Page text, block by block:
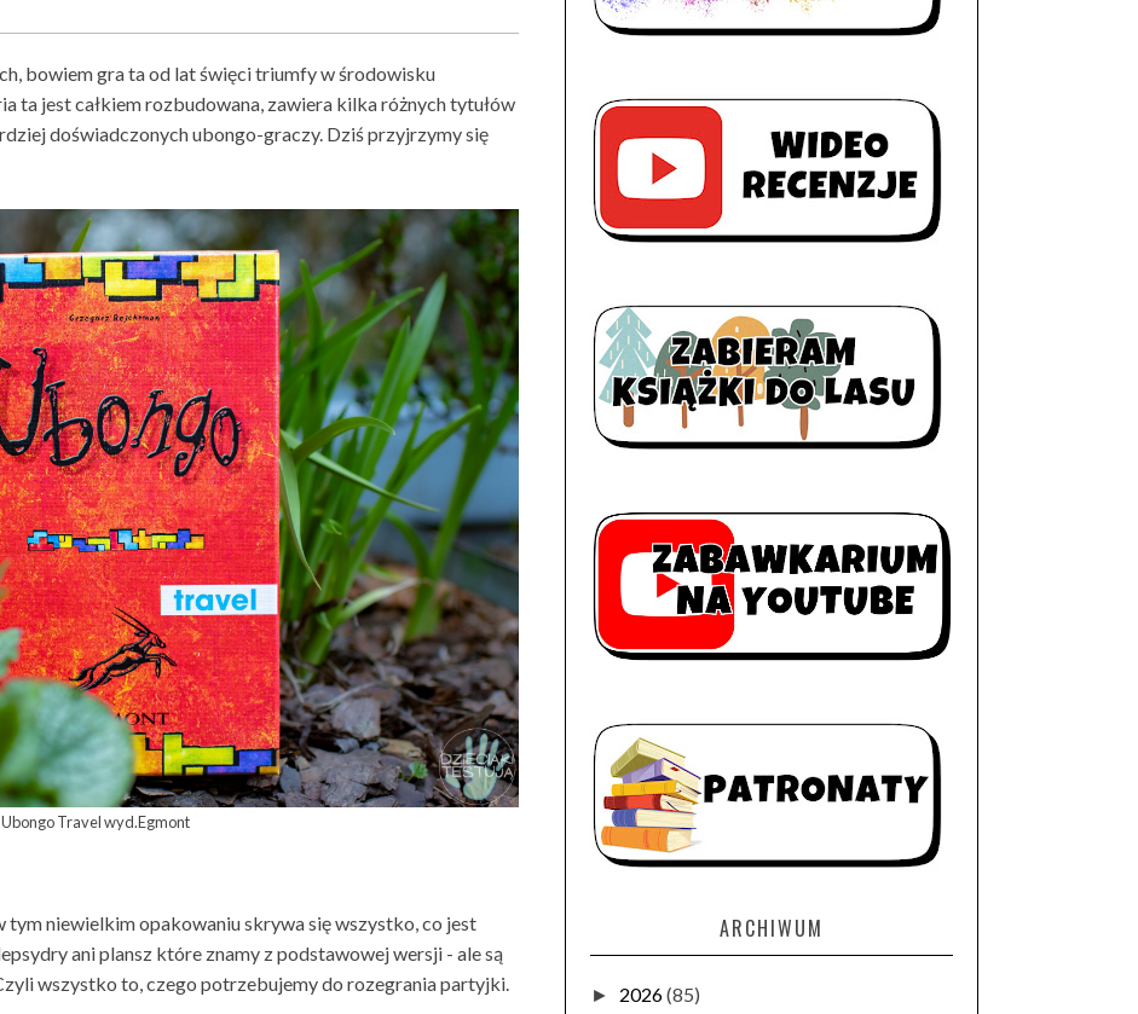
bowiem gra ta od lat święci triumfy w środowisku
ta jest całkiem rozbudowana, zawiera kilka różnych tytułów
doświadczonych ubongo-graczy. Dziś przyjrzymy się
Ubongo Travel wyd.Egmont
tym niewielkim opakowaniu skrywa się wszystko, co jest
ani plansz które znamy z podstawowej wersji - ale są
wszystko to, czego potrzebujemy do rozegrania partyjki.
ARCHIWUM
► 2026(85)